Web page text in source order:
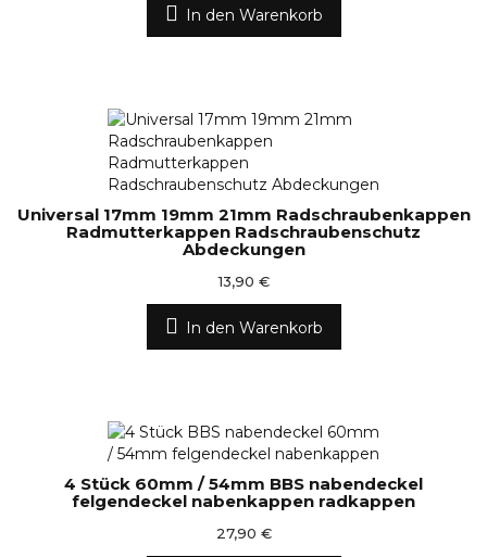
In den Warenkorb
Universal 17mm 19mm 21mm Radschraubenkappen
Radmutterkappen Radschraubenschutz
Abdeckungen
13,90 €
In den Warenkorb
4 Stück 60mm / 54mm BBS nabendeckel
felgendeckel nabenkappen radkappen
27,90 €